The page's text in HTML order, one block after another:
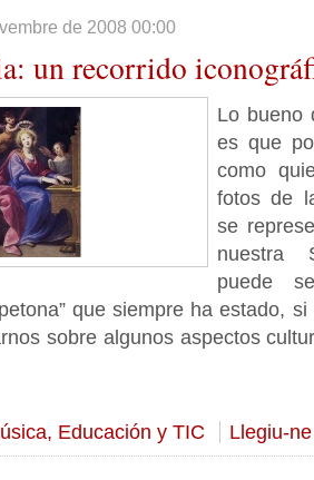
de 2008 00:00
un recorrido
Lo bueno
es que
como
fotos de
se
nuestra
puede
que siempre ha estado,
sobre algunos aspectos
Educación y TIC Llegiu-